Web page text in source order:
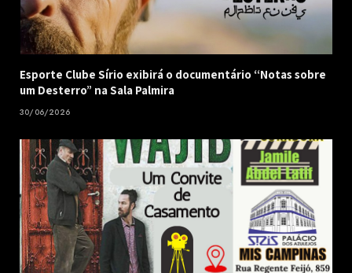
Esporte Clube Sírio exibirá o documentário “Notas sobre
um Desterro” na Sala Palmira
30/06/2026